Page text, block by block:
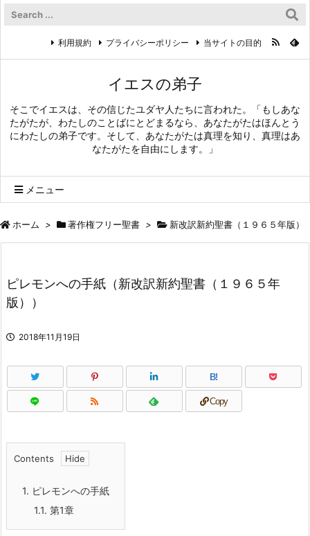
イエスの弟子
そこでイエスは、その信じたユダヤ人たちに言われた。「もしあな
たがたが、わたしのことばにとどまるなら、あなたがたはほんとう
にわたしの弟子です。そして、あなたがたは真理を知り、真理はあ
なたがたを自由にします。」
メニュー
利用規約 プライバシーポリシー 当サイトの目的
ホーム > 著作権フリー聖書 > 新改訳新約聖書（１９６５年版）
ピレモンへの手紙（新改訳新約聖書（１９６５年
版））
2018年11月19日
B!
Copy
Contents
1. ピレモンへの手紙
1.1. 第1章